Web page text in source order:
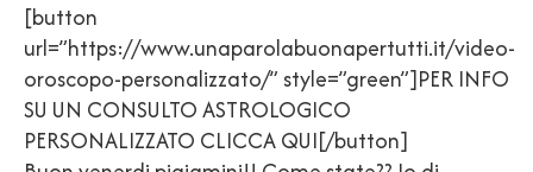
[button
url=”https://www.unaparolabuonapertutti.it/video-
oroscopo-personalizzato/” style=”green”]PER INFO
SU UN CONSULTO ASTROLOGICO
PERSONALIZZATO CLICCA QUI[/button]